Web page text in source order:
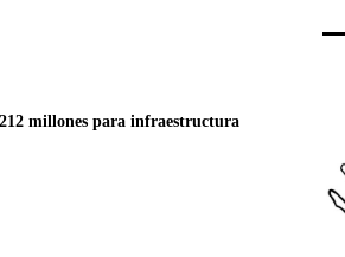
millones para infraestructura